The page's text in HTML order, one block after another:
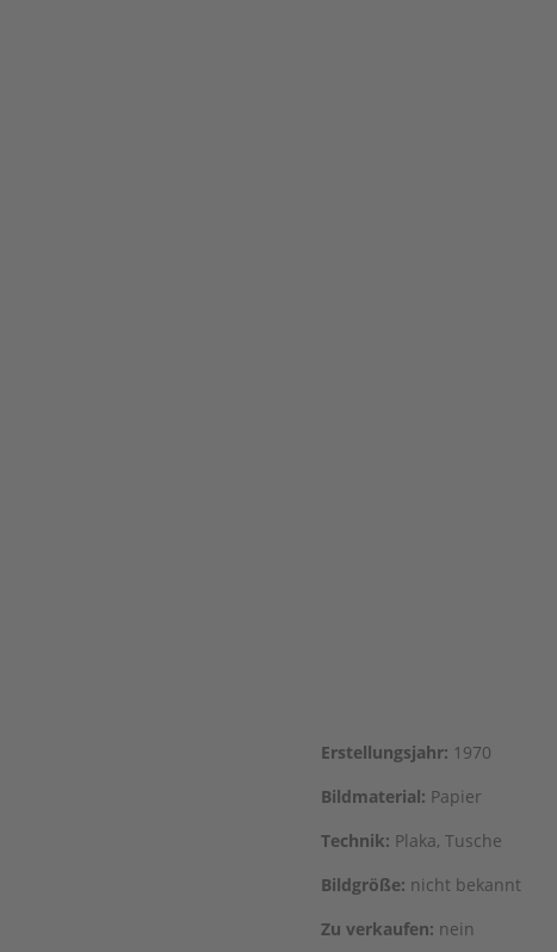
Erstel­lungs­jahr: 1970
Bild­ma­te­ri­al: Papier
Tech­nik: Pla­ka, Tusche
Bild­grö­ße: nicht bekannt
Zu ver­kau­fen: nein